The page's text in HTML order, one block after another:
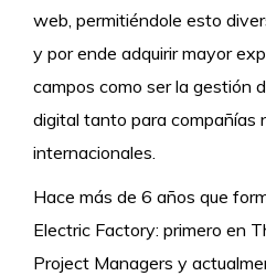
web, permitiéndole esto
y por ende adquirir mayor
campos como ser la gestión
digital tanto para compañías
internacionales.
Hace más de 6 años que
Electric Factory: primero en
Project Managers y